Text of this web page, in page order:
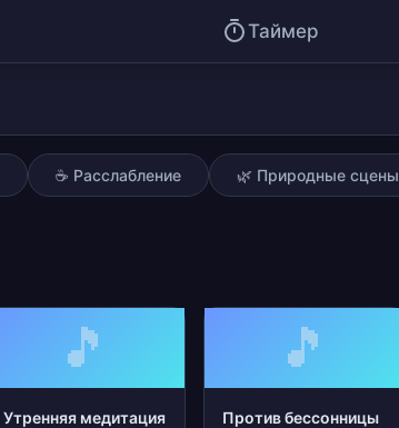
☕ Расслабление 🌿 Природные сцены
🎵
Утренняя медитация
🎵
Против бессонницы
Таймер